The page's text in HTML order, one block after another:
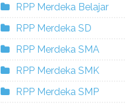
RPP Merdeka Belajar
RPP Merdeka SD
RPP Merdeka SMA
RPP Merdeka SMK
RPP Merdeka SMP